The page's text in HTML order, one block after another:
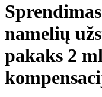
namelių
pakaks 2